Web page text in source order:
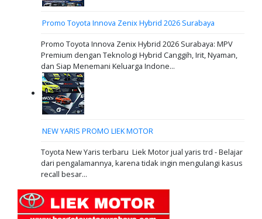
Promo Toyota Innova Zenix Hybrid 2026 Surabaya
Promo Toyota Innova Zenix Hybrid 2026 Surabaya: MPV
Premium dengan Teknologi Hybrid Canggih, Irit, Nyaman,
dan Siap Menemani Keluarga Indone...
NEW YARIS PROMO LIEK MOTOR
Toyota New Yaris terbaru Liek Motor jual yaris trd - Belajar
dari pengalamannya, karena tidak ingin mengulangi kasus
recall besar...